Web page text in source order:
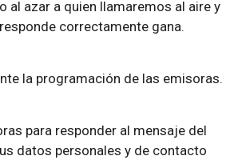
al azar a quien llamaremos al aire y
correctamente gana.
la programación de las emisoras.
para responder al mensaje del
datos personales y de contacto